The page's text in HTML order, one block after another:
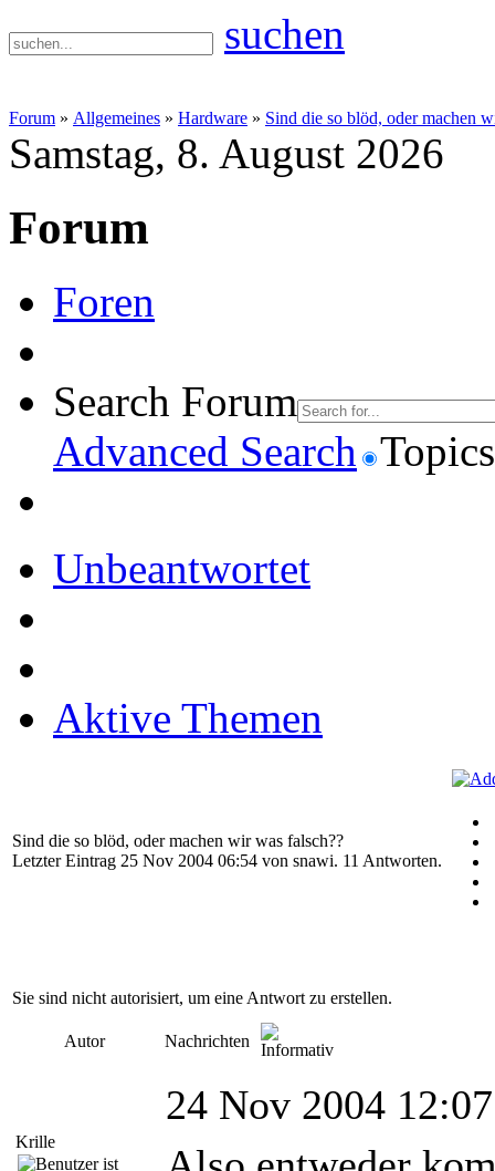
suchen
Forum » Allgemeines » Hardware » Sind die so blöd, oder machen
Samstag, 8. August 2026
Forum
Foren
Search Forum
Advanced Search Topics
Unbeantwortet
Aktive Themen
Sind die so blöd, oder machen wir was falsch??
Letzter Eintrag 25 Nov 2004 06:54 von snawi. 11 Antworten.
Sie sind nicht autorisiert, um eine Antwort zu erstellen.
Autor Nachrichten
Krille
24 Nov 2004 12:07